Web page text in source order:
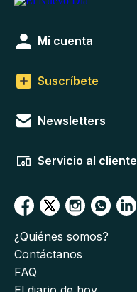
Mi cuenta
Suscríbete
Newsletters
Servicio al cliente
¿Quiénes somos?
Contáctanos
FAQ